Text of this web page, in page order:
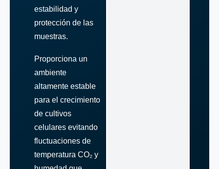
estabilidad y
protección de las
muestras.
Proporciona un
ambiente
altamente estable
para el crecimiento
de cultivos
celulares evitando
fluctuaciones de
temperatura CO₂ y